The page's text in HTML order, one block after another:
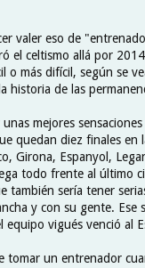
valer eso de
el celtismo allá por
o más difícil, según se
historia de las
mejores
quedan diez finales
Girona, Espanyol,
todo frente al último
también sería tener
y con su gente.
vigués venció al
tomar un entrenador